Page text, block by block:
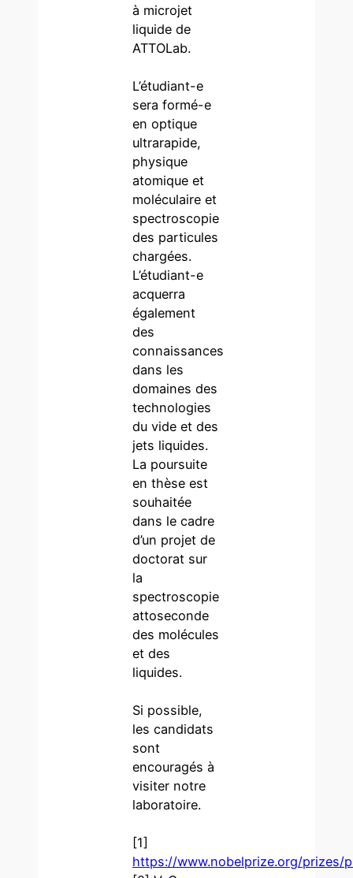
à microjet
liquide de
ATTOLab.
L’étudiant-e
sera formé-e
en optique
ultrarapide,
physique
atomique et
moléculaire et
spectroscopie
des particules
chargées.
L’étudiant-e
acquerra
également
des
connaissances
dans les
domaines des
technologies
du vide et des
jets liquides.
La poursuite
en thèse est
souhaitée
dans le cadre
d’un projet de
doctorat sur
la
spectroscopie
attoseconde
des molécules
et des
liquides.
Si possible,
les candidats
sont
encouragés à
visiter notre
laboratoire.
[1]
https://www.nobelprize.org/prizes/